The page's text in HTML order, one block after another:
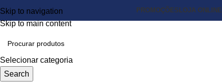
Skip to navigation
Skip to main content
PROMOÇÕES LOJA ONLINE
Selecionar categoria
Search